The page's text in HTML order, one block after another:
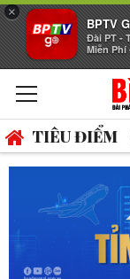
×
BPTV
Đài PT -
Miễn Phí
TIÊU ĐIỂM